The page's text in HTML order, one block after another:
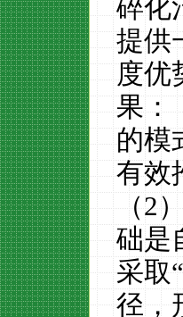
碎化
提供
度优
果：
的模
有效
（2
础是
采取
径，